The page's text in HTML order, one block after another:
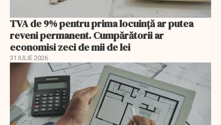
TVA de 9% pentru prima locuință ar putea
reveni permanent. Cumpărătorii ar
economisi zeci de mii de lei
31 IULIE 2026